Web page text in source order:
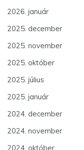
2026. január
2025. december
2025. november
2025. október
2025. július
2025. január
2024. december
2024. november
2024. október